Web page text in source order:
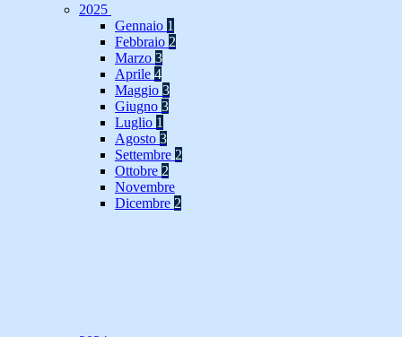
2025
Gennaio 1
Febbraio 2
Marzo 3
Aprile 4
Maggio 3
Giugno 3
Luglio 1
Agosto 3
Settembre 2
Ottobre 2
Novembre
Dicembre 2